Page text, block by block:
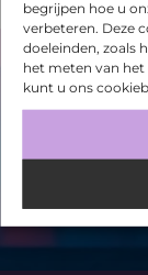
begrijpen hoe u
verbeteren. Deze
doeleinden, zoals
het meten van
kunt u ons
VORIGE